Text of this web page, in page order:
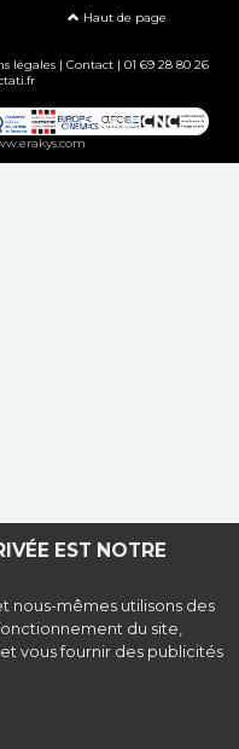
EST NOTRE
nous-mêmes utilisons des
du site,
vous fournir des publicités
Haut de page
légales| Contact| 01 69 28 80 26